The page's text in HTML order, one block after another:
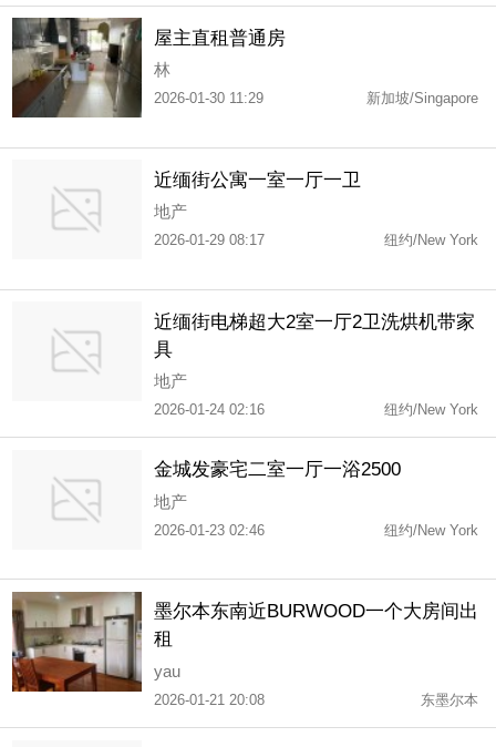
屋主直租普通房
林
2026-01-30 11:29 新加坡/Singapore
近缅街公寓一室一厅一卫
地产
2026-01-29 08:17 纽约/New York
近缅街电梯超大2室一厅2卫洗烘机带家
具
地产
2026-01-24 02:16 纽约/New York
金城发豪宅二室一厅一浴2500
地产
2026-01-23 02:46 纽约/New York
墨尔本东南近BURWOOD一个大房间出
租
yau
2026-01-21 20:08 东墨尔本